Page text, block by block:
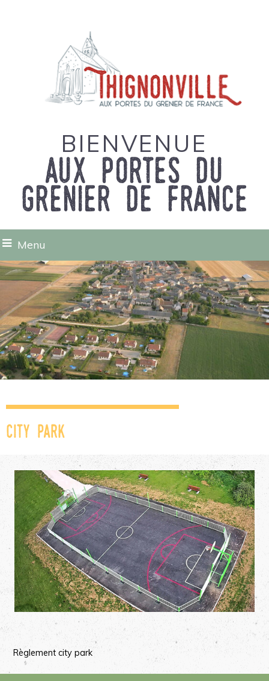
BIENVENUE
aux portes du
grenier de france
Menu
City Park
Règlement city park